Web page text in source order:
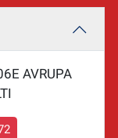
AVRUPA